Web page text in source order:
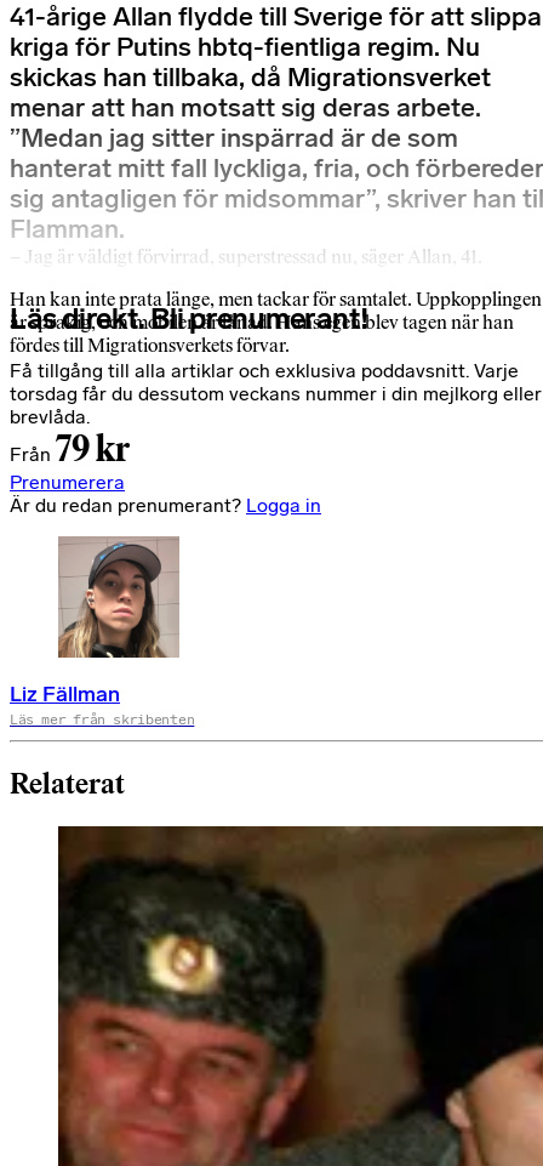
41-årige Allan flydde till Sverige för att slippa
kriga för Putins hbtq-fientliga regim. Nu
skickas han tillbaka, då Migrationsverket
menar att han motsatt sig deras arbete.
”Medan jag sitter inspärrad är de som
hanterat mitt fall lyckliga, fria, och förbereder
sig antagligen för midsommar”, skriver han
Flamman.
– Jag är väldigt förvirrad, superstressad nu, säger Allan, 41.
Han kan inte prata länge, men tackar för samtalet. Uppkopplingen
är sprakig, och mobilen är lånad. Hans egen blev tagen när han
fördes till Migrationsverkets förvar.
Läs direkt. Bli prenumerant!
Få tillgång till alla artiklar och exklusiva poddavsnitt. Varje
torsdag får du dessutom veckans nummer i din mejlkorg eller
brevlåda.
Från 79 kr
Prenumerera
Är du redan prenumerant? Logga in
Liz Fällman
Läs mer från skribenten
Relaterat